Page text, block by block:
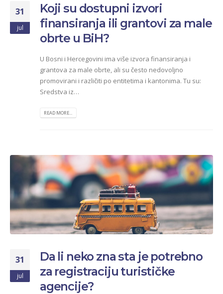
31
jul
Koji su dostupni izvori
finansiranja ili grantovi za male
obrte u BiH?
U Bosni i Hercegovini ima više izvora finansiranja i
grantova za male obrte, ali su često nedovoljno
promovirani i različiti po entitetima i kantonima. Tu su:
Sredstva iz…
READ MORE...
31
jul
Da li neko zna sta je potrebno
za registraciju turističke
agencije?